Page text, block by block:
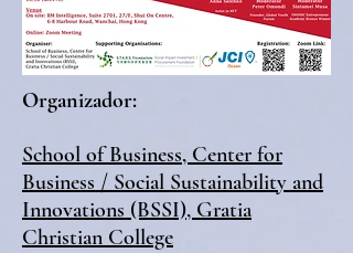
Organizador:
School of Business, Center for
Business / Social Sustainability and
Innovations (BSSI), Gratia
Christian College